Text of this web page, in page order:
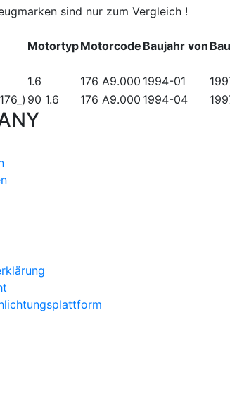
sind nur zum Vergleich !
MotortypMotorcode Baujahr von
1.6 176 A9.000 1994-01
90 1.6 176 A9.000 1994-04